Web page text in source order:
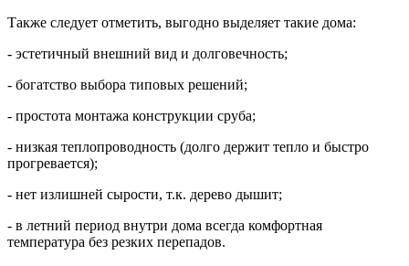
Также следует отметить, выгодно выделяет такие дома:
- эстетичный внешний вид и долговечность;
- богатство выбора типовых решений;
- простота монтажа конструкции сруба;
- низкая теплопроводность (долго держит тепло и быстро
прогревается);
- нет излишней сырости, т.к. дерево дышит;
- в летний период внутри дома всегда комфортная
температура без резких перепадов.